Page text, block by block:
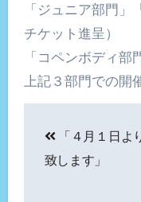
「ジュニア部門
チケット進呈）
「コペンボディ部
上記３部門での開
稿
「４月１日よ
致します」